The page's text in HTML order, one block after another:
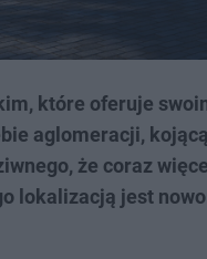
które oferuje
aglomeracji,
że coraz
lokalizacją jest